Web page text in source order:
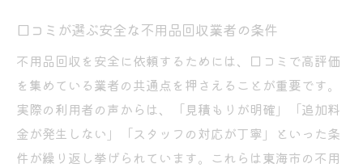
口コミが選ぶ安全な不用品回収業者の条件
不用品回収を安全に依頼するためには、口コミで高評価
を集めている業者の共通点を押さえることが重要です。
実際の利用者の声からは、「見積もりが明確」「追加料
金が発生しない」「スタッフの対応が丁寧」といった条
件が繰り返し挙げられています。これらは東海市の不用